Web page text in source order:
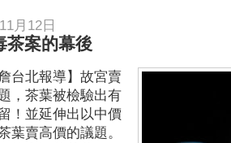
月12日
茶案的幕後
台北報導】 故宮賣
，茶葉被檢驗出有
！並延伸出以中價
葉賣高價的議題。